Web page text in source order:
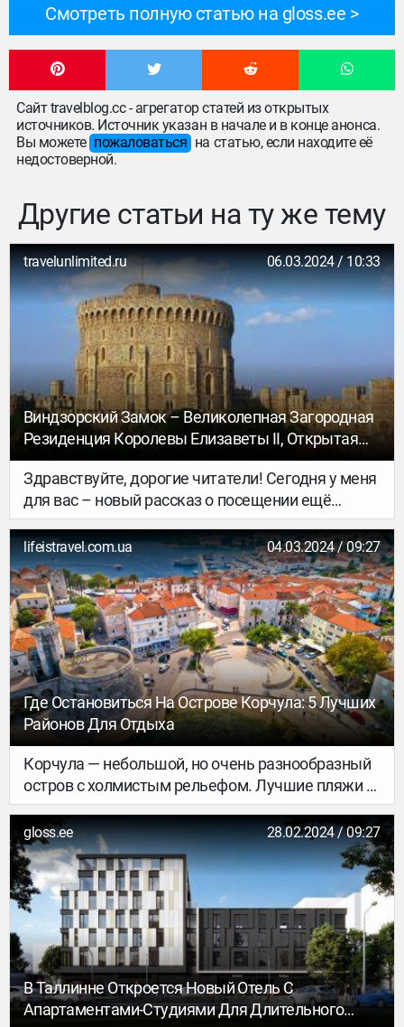
Смотреть полную статью на gloss.ee
Сайт travelblog.cc - агрегатор статей из открытых
источников. Источник указан в начале и в конце анонса.
Вы можете пожаловаться на статью, если находите её
недостоверной.
Другие статьи на ту же тему
travelunlimited.ru 06.03.2024 / 10:33
Виндзорский Замок – Великолепная Загородная
Резиденция Королевы Елизаветы II, Открытая
Для Всех Желающих
Здравствуйте, дорогие читатели! Сегодня у меня
для вас – новый рассказ о посещении ещё
одного великолепного места в старой Англии. Я
попала сюда, впервые посетив Великобританию.
lifeistravel.com.ua 04.03.2024 / 09:27
Где Остановиться На Острове Корчула: 5 Лучших
Районов Для Отдыха
Корчула — небольшой, но очень разнообразный
остров с холмистым рельефом. Лучшие пляжи и
красивые бухты разбросаны по разным частям
острова и нге везде ходит общественный
транспорт. Поэтому нужен автомобиль, тем
более что в Хорватии прекрасно развито
паромное сообщение, а перемещаться между
островами на атво одно удовольствие, которое
тебя не разорит, точно.
gloss.ee 28.02.2024 / 09:27
В Таллинне Откроется Новый Отель С
Апартаментами-Студиями Для Длительного